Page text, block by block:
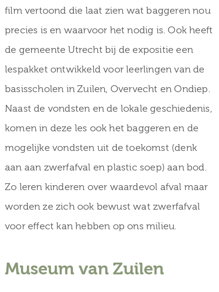
film vertoond die laat zien wat baggeren nou
precies is en waarvoor het nodig is. Ook heeft
de gemeente Utrecht bij de expositie een
lespakket ontwikkeld voor leerlingen van de
basisscholen in Zuilen, Overvecht en Ondiep.
Naast de vondsten en de lokale geschiedenis,
komen in deze les ook het baggeren en de
mogelijke vondsten uit de toekomst (denk
aan aan zwerfafval en plastic soep) aan bod.
Zo leren kinderen over waardevol afval maar
worden ze zich ook bewust wat zwerfafval
voor effect kan hebben op ons milieu.
Museum van Zuilen